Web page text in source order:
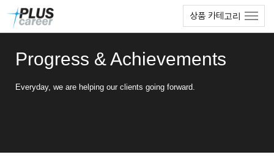
상품 카테고리
Progress & Achievements
Everyday, we are helping our clients going forward.